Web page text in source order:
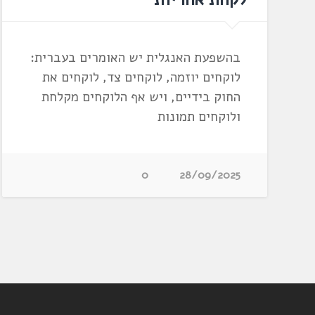
בהשפעת האנגלית יש האומרים בעברית:
לוקחים יוזמה, לוקחים צד, לוקחים את
החוק בידיים, ויש אף הלוקחים מקלחת
ולוקחים תמונות
28/09/2025
0